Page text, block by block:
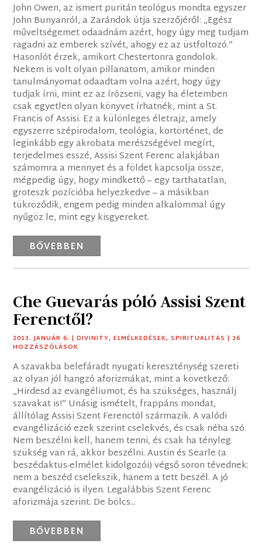
John Owen, az ismert puritán teológus mondta egyszer
John Bunyanról, a Zarándok útja szerzőjéről: „Egész
műveltségemet odaadnám azért, hogy úgy meg tudjam
ragadni az emberek szívét, ahogy ez az üstfoltozó.”
Hasonlót érzek, amikort Chestertonra gondolok.
Nekem is volt olyan pillanatom, amikor minden
tanulmányomat odaadtam volna azért, hogy úgy
tudjak írni, mint ez az írózseni, vagy ha életemben
csak egyetlen olyan könyvet írhatnék, mint a St.
Francis of Assisi. Ez a különleges életrajz, amely
egyszerre szépirodalom, teológia, kortörténet, de
leginkább egy akrobata merészségével megírt,
terjedelmes esszé, Assisi Szent Ferenc alakjában
számomra a mennyet és a földet kapcsolja össze,
mégpedig úgy, hogy mindkettő – egy tarthatatlan,
groteszk pozícióba helyezkedve – a másikban
tükröződik, engem pedig minden alkalommal úgy
nyűgöz le, mint egy kisgyereket.
BŐVEBBEN
Che Guevarás póló Assisi Szent
Ferenctől?
2013. JANUÁR 6. |DIVINITY,ELMÉLKEDÉSEK,SPIRITUALITÁS | 26
HOZZÁSZÓLÁSOK
A szavakba belefáradt nyugati kereszténység szereti
az olyan jól hangzó aforizmákat, mint a következő:
„Hirdesd az evangéliumot, és ha szükséges, használj
szavakat is!” Unásig ismételt, frappáns mondat,
állítólag Assisi Szent Ferenctól származik. A valódi
evangélizáció ezek szerint cselekvés, és csak néha szó.
Nem beszélni kell, hanem tenni, és csak ha tényleg
szükség van rá, akkor beszélni. Austin és Searle (a
beszédaktus-elmélet kidolgozói) végső soron tévednek:
nem a beszéd cselekszik, hanem a tett beszél. A jó
evangélizáció is ilyen. Legalábbis Szent Ferenc
aforizmája szerint. De bölcs...
BŐVEBBEN